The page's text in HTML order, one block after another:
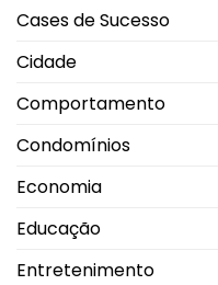
de
exibição
Cases de Sucesso
Cidade
Comportamento
Condomínios
Economia
Educação
Entretenimento